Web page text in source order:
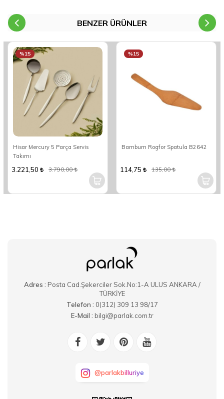
BENZER ÜRÜNLER
Hisar Mercury 5 Parça Servis
Takımı
%15
3.221,50 3.790,00
Bambum Rogfor Spatula B2642
%15
114,75 135,00
Adres : Posta Cad.Şekerciler Sok.No:1-A ULUS ANKARA /
TÜRKİYE
Telefon : 0(312) 309 13 98/17
E-Mail : bilgi@parlak.com.tr
@parlakbilluriye